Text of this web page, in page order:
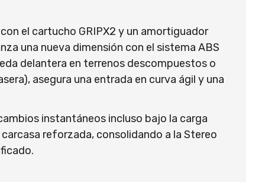
el cartucho GRIPX2 y un amortiguador
una nueva dimensión con el sistema ABS
delantera en terrenos descompuestos o
asegura una entrada en curva ágil y una
instantáneos incluso bajo la carga
reforzada, consolidando a la Stereo